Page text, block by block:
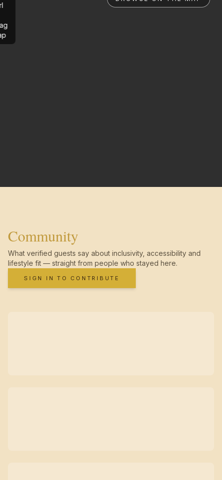
Community
What verified guests say about inclusivity, accessibility and
lifestyle fit — straight from people who stayed here.
SIGN IN TO CONTRIBUTE